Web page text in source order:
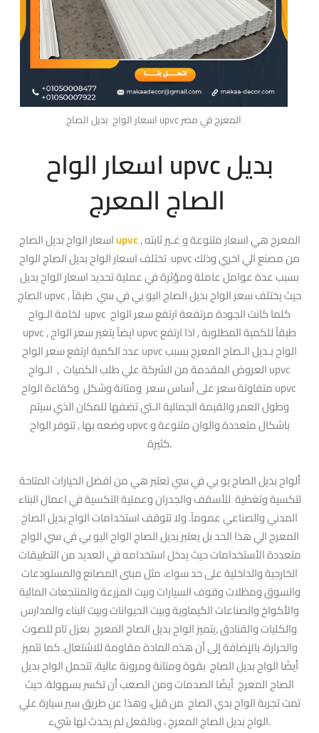
اسعار الواح بديل الصاج upvc المعرج في مصر
اسعار الواح upvc بديل
upvcالمعرج هي اسعار متنوعة و غـير ثابته ,
تختلف اسعار الواح بديل الصاج الواح upvc من مصنع الي اخري وذلك
بسبب عدة عوامل عاملة ومؤثرة في عملية تحديد اسعار الواح بديل
الصاج upvc , حيث يختلف سعر الواح بديل الصاج اليو بي في سي طبقآ
لخامة الـواح upvc كلما كانت الجودة مرتفعة ارتفع سعر الواح
upvc , ايضآ يتغير سعر الواح upvc طبقآ للكمية المطلوبة , اذا ارتفع
عدد الكمية ارتفع سعر الواح upvc الواح بـديل الـصاج المعرج بسبب
العروض المقدمة من الشركة علي طلب الكميات , الـواح upvc
متفاوتة سعر على أساس سعر ومتانة وشكل وكفاءة الواح upvc
وطول العمر والقيمة الجمالية الـتي تضفها للمكان الذي سيتم
وضعه بها , تتوفر الواح upvc باشكال متعددة والوان متنوعة و
كثيرة.
ألواح بديل الصاج يو بي في سي تعتبر هي من افضل الخيارات المتاحة
لتكسية وتغطية للأسقف والجدران وعملية التكسية في اعمال البناء
المدني والصناعي عمومآ. ولا تتوقف استخدامات الواح بديل الصاج
المعرج الي هذا الحد بل يعتبر بديل الصاج الواح اليو بي في سي الواح
متعددة الأستخدامات حيث يدخل استخدامه في العديد من التطبيقات
الخارجية والداخلية على حد سواء، مثل مبنى المصانع والمستودعات
والسوق ومظلات وقوف السيارات وبيت المزرعة والمنتجعات المائية
والأكواخ والصناعات الكيماوية وبيت الحيوانات وبيت البناء والمدارس
والكليات والفنادق ,يتميز الواح بديل الصاج المعرج بعزل تام للصوت
والحرارة، بالإضافة إلى أن هذه المادة مقاومة للاشتعال. كما تتميز
أيضًا الواح بديل الصاج بقوة ومتانة ومرونة عالية، تتحمل الواح بديل
الصاج المعرج أيضًا الصدمات ومن الصعب أن تكسر بسهولة. حيث
تمت تجربة الواح بدي الصاج من قبل، وهذا عن طريق سير سيارة علي
الواح بديل الصاج المعرج ، وبالفعل لم يحدث لها شيء.